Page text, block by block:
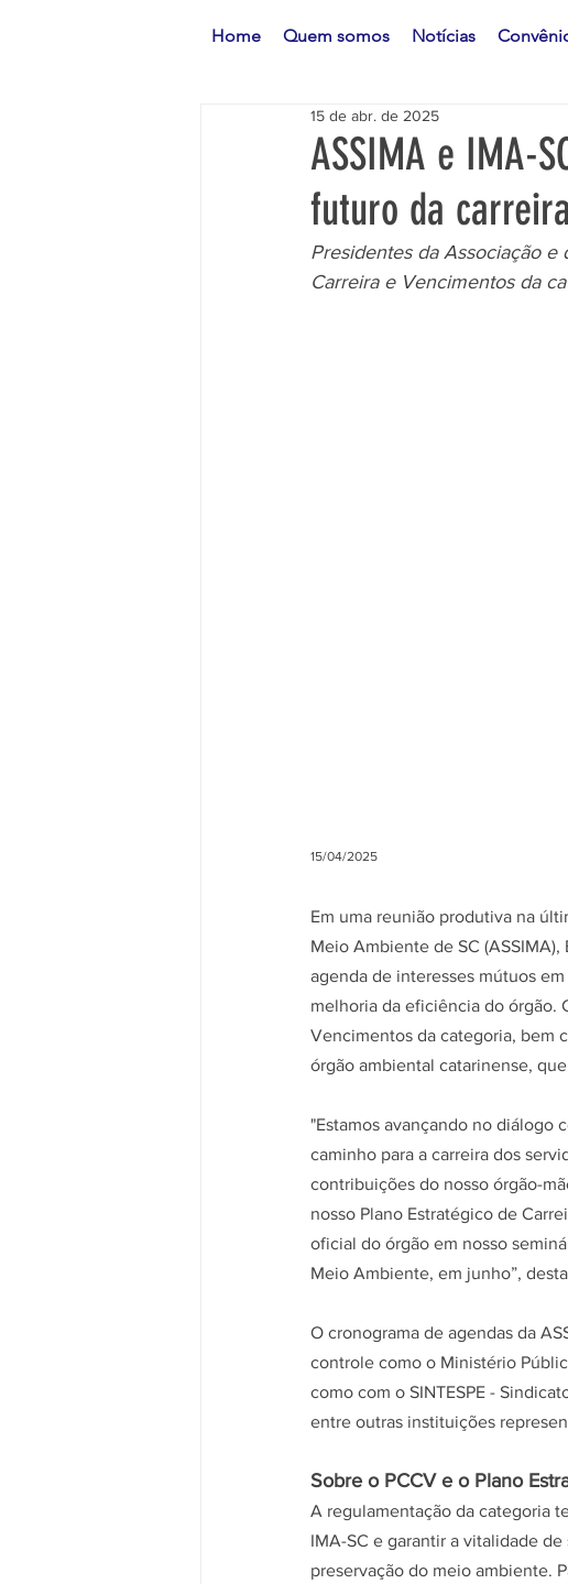
Home Quem somos Notícias
ASSIMA e IMA-
futuro da
15 de abr. de 2025
Presidentes da Associação e
Carreira e Vencimentos da
15/04/2025
Em uma reunião produtiva na
Meio Ambiente de SC
agenda de interesses mútuos
melhoria da eficiência do órgão.
Vencimentos da categoria, bem
órgão ambiental catarinense,
"Estamos avançando no diálogo
caminho para a carreira dos
contribuições do nosso órgão-
nosso Plano Estratégico de
oficial do órgão em nosso
Meio Ambiente, em junho”,
O cronograma de agendas da
controle como o Ministério
como com o SINTESPE -
entre outras instituições
Sobre o PCCV e o Plano
A regulamentação da categoria
IMA-SC e garantir a vitalidade
preservação do meio ambiente.